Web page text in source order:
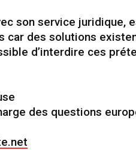
son service juridique,
car des solutions
d’interdire ces
des questions